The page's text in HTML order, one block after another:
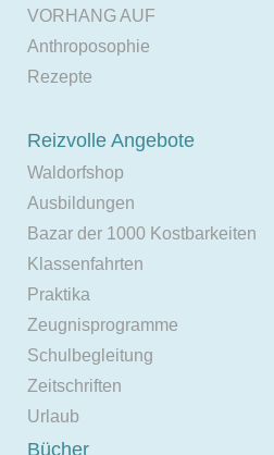
VORHANG AUF
Anthroposophie
Rezepte
Reizvolle Angebote
Waldorfshop
Ausbildungen
Bazar der 1000 Kostbarkeiten
Klassenfahrten
Praktika
Zeugnisprogramme
Schulbegleitung
Zeitschriften
Urlaub
Bücher